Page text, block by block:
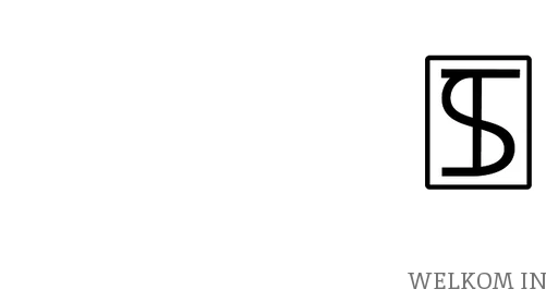
WELKOM